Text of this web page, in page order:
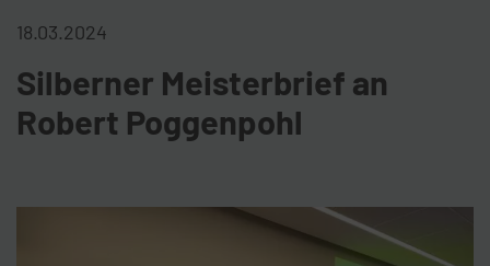
18.03.2024
Silberner Meisterbrief an
Robert Poggenpohl